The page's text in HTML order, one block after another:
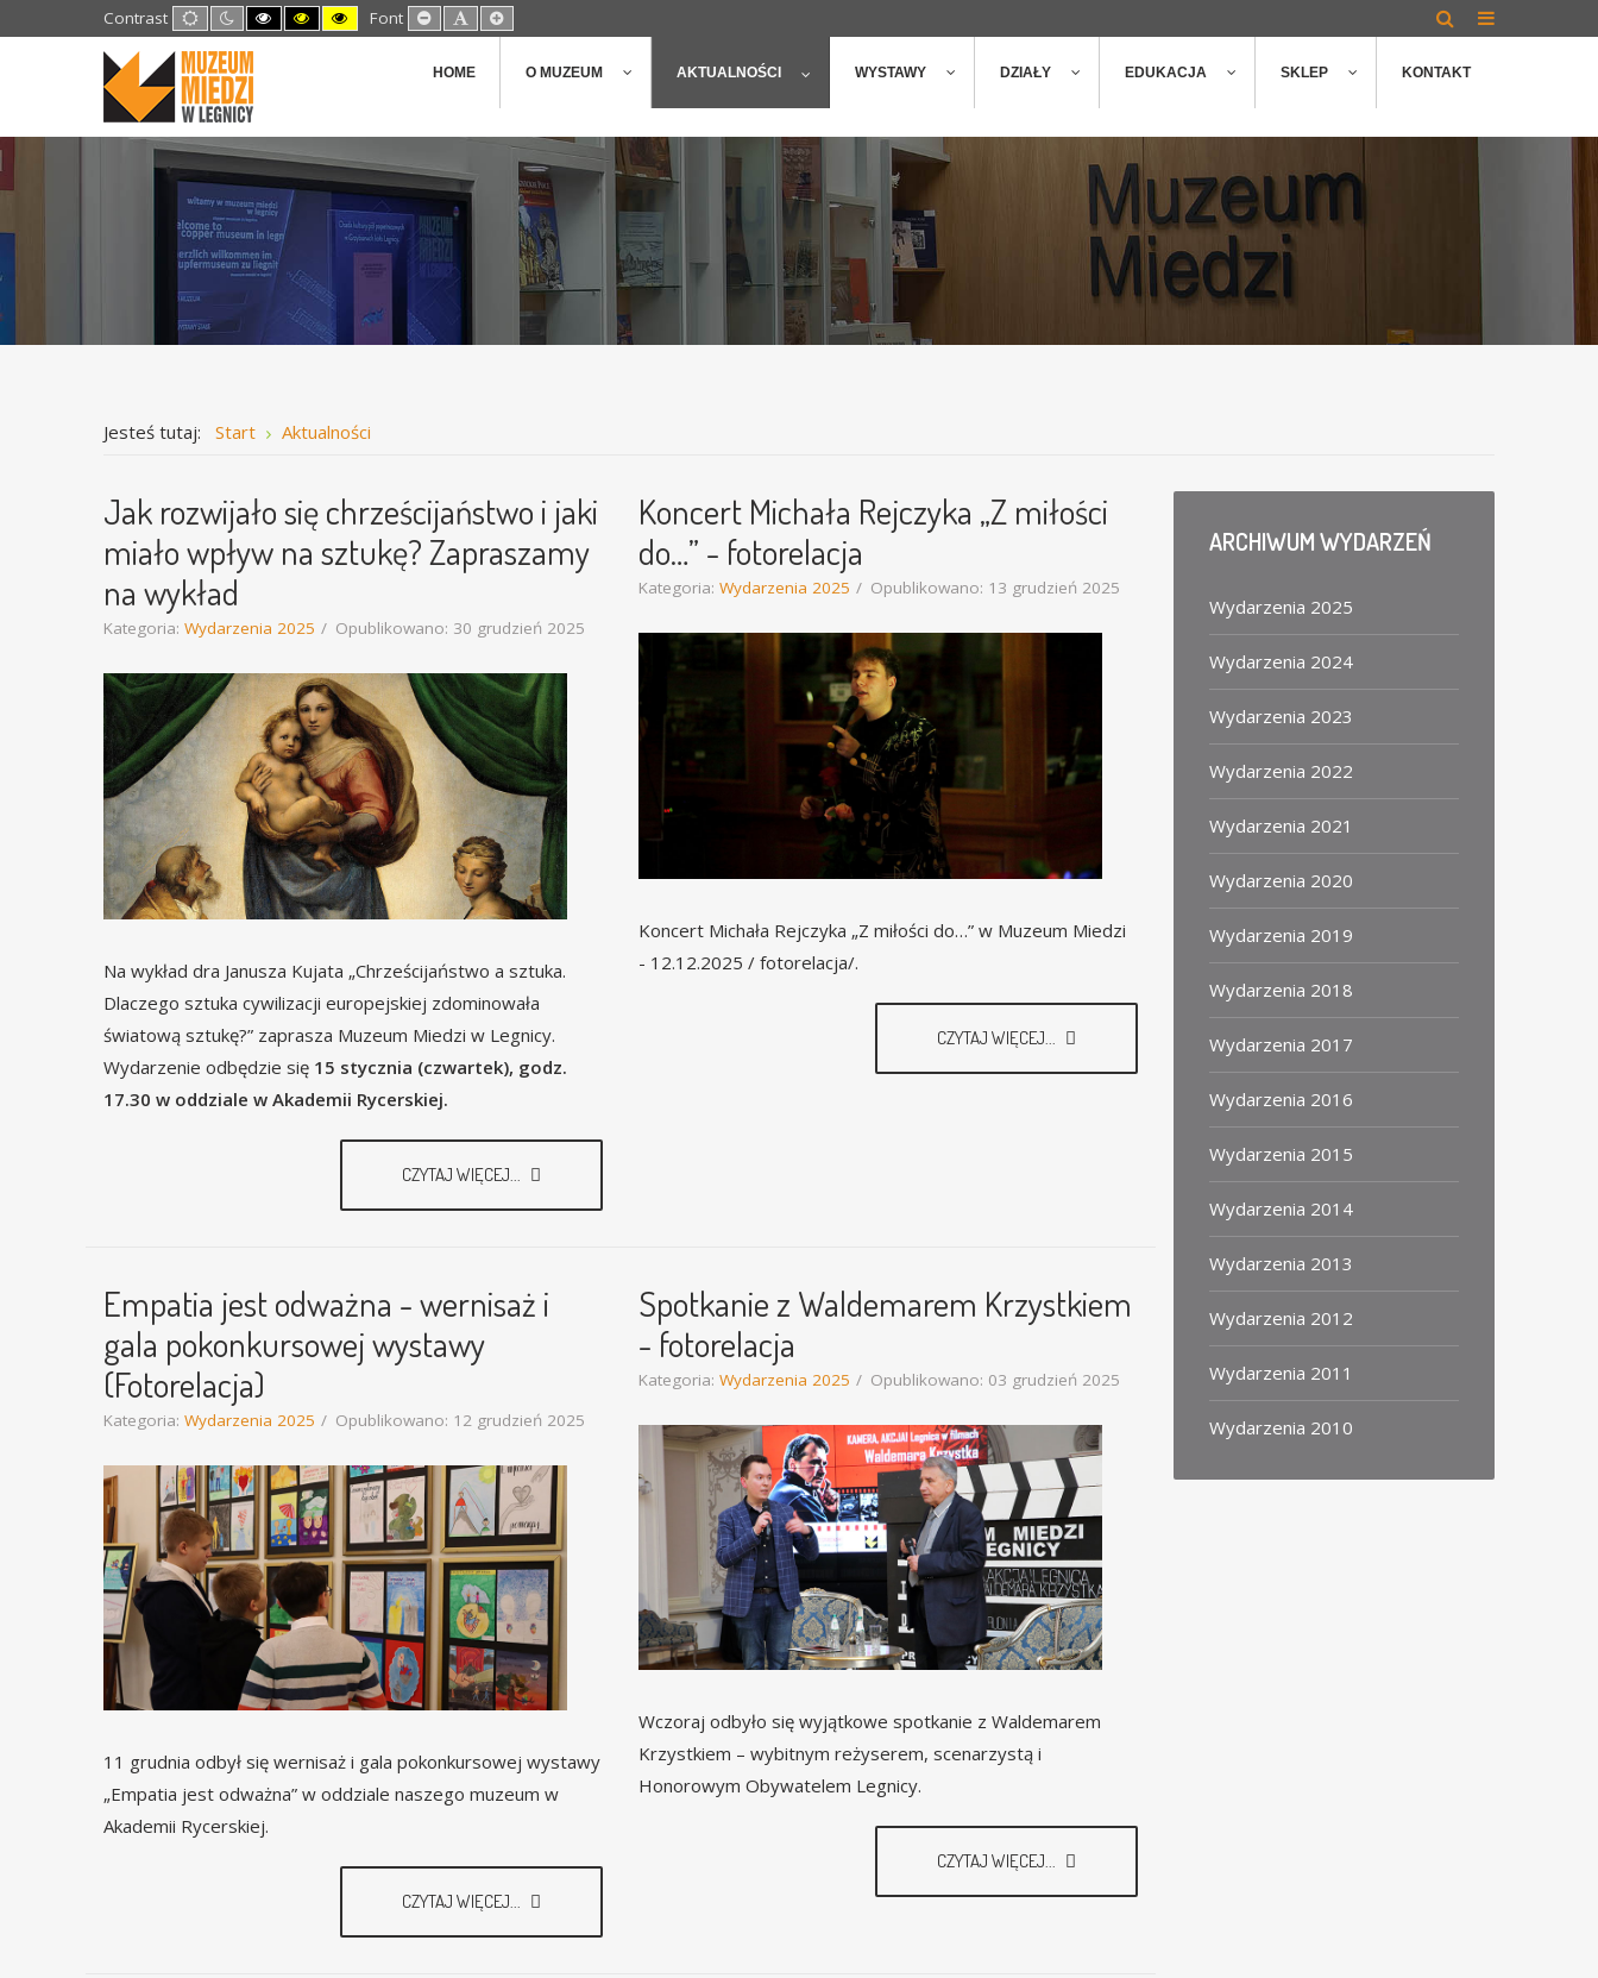
Contrast Default
mode
Night
mode
High
Contrast
High
Contrast
High
Contrast
Font Set
Smaller
Set
Default
Set
Larger
HOME O MUZEUM AKTUALNOŚCI WYSTAWY DZIAŁY EDUKACJA SKLEP KONTAKT
Jesteś tutaj: Start Aktualności
Jak rozwijało się chrześcijaństwo i jaki
miało wpływ na sztukę? Zapraszamy
na wykład
Kategoria: Wydarzenia 2025 Opublikowano: 30 grudzień 2025
Na wykład dra Janusza Kujata „Chrześcijaństwo a sztuka.
Dlaczego sztuka cywilizacji europejskiej zdominowała
światową sztukę?” zaprasza Muzeum Miedzi w Legnicy.
Wydarzenie odbędzie się 15 stycznia (czwartek), godz.
17.30 w oddziale w Akademii Rycerskiej.
CZYTAJ WIĘCEJ...
Koncert Michała Rejczyka „Z miłości
do…” - fotorelacja
Kategoria: Wydarzenia 2025 Opublikowano: 13 grudzień 2025
Koncert Michała Rejczyka „Z miłości do…” w Muzeum Miedzi
- 12.12.2025 / fotorelacja/.
CZYTAJ WIĘCEJ...
Empatia jest odważna - wernisaż i
gala pokonkursowej wystawy
(Fotorelacja)
Kategoria: Wydarzenia 2025 Opublikowano: 12 grudzień 2025
11 grudnia odbył się wernisaż i gala pokonkursowej wystawy
„Empatia jest odważna” w oddziale naszego muzeum w
Akademii Rycerskiej.
CZYTAJ WIĘCEJ...
Spotkanie z Waldemarem Krzystkiem
- fotorelacja
Kategoria: Wydarzenia 2025 Opublikowano: 03 grudzień 2025
Wczoraj odbyło się wyjątkowe spotkanie z Waldemarem
Krzystkiem – wybitnym reżyserem, scenarzystą i
Honorowym Obywatelem Legnicy.
CZYTAJ WIĘCEJ...
ARCHIWUMWYDARZEŃ
Wydarzenia 2025
Wydarzenia 2024
Wydarzenia 2023
Wydarzenia 2022
Wydarzenia 2021
Wydarzenia 2020
Wydarzenia 2019
Wydarzenia 2018
Wydarzenia 2017
Wydarzenia 2016
Wydarzenia 2015
Wydarzenia 2014
Wydarzenia 2013
Wydarzenia 2012
Wydarzenia 2011
Wydarzenia 2010